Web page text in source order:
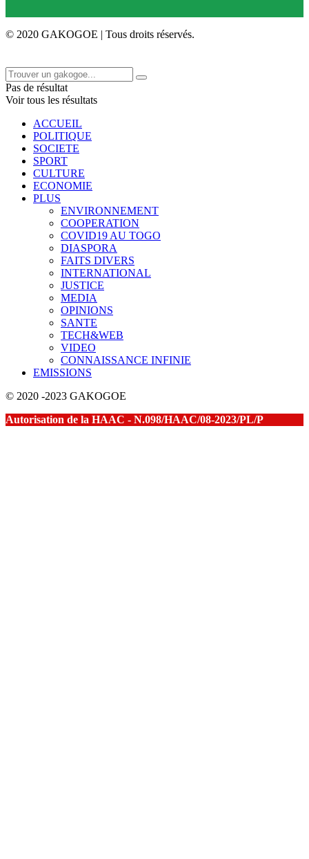
© 2020 GAKOGOE | Tous droits réservés.
Pas de résultat
Voir tous les résultats
ACCUEIL
POLITIQUE
SOCIETE
SPORT
CULTURE
ECONOMIE
PLUS
ENVIRONNEMENT
COOPERATION
COVID19 AU TOGO
DIASPORA
FAITS DIVERS
INTERNATIONAL
JUSTICE
MEDIA
OPINIONS
SANTE
TECH&WEB
VIDEO
CONNAISSANCE INFINIE
EMISSIONS
© 2020 -2023 GAKOGOE
Autorisation de la HAAC - N.098/HAAC/08-2023/PL/P